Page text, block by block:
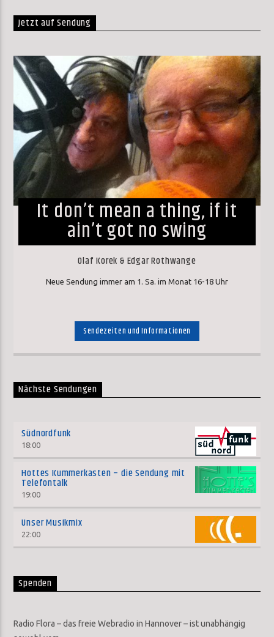
Jetzt auf Sendung
It don’t mean a thing, if it
ain’t got no swing
Olaf Korek & Edgar Rothwange
Neue Sendung immer am 1. Sa. im Monat 16-18 Uhr
Sendezeiten und Informationen
Nächste Sendungen
Südnordfunk
18:00
Hottes Kummerkasten – die Sendung mit
Telefontalk
19:00
Unser Musikmix
22:00
Spenden
Radio Flora – das freie Webradio in Hannover – ist unabhängig